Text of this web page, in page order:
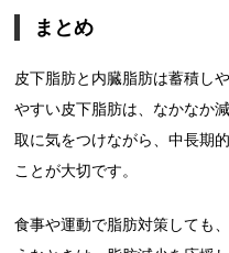
まとめ
皮下脂肪と内臓脂肪は蓄積し
やすい皮下脂肪は、なかなか
取に気をつけながら、中長期
ことが大切です。
食事や運動で脂肪対策しても